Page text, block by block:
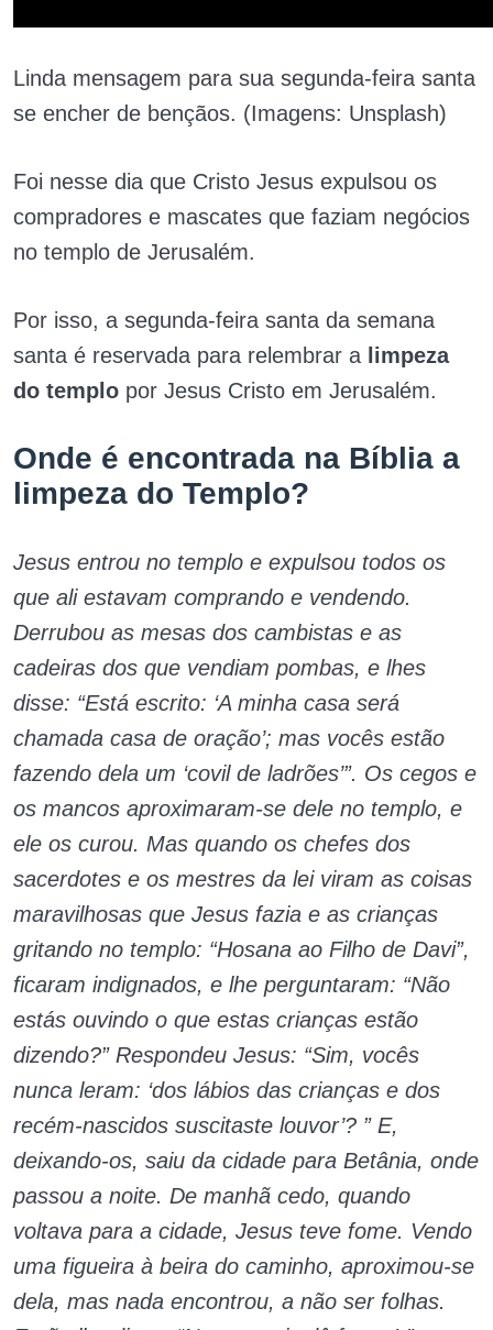
Linda mensagem para sua segunda-feira santa
se encher de bençãos. (Imagens: Unsplash)
Foi nesse dia que Cristo Jesus expulsou os
compradores e mascates que faziam negócios
no templo de Jerusalém.
Por isso, a segunda-feira santa da semana
santa é reservada para relembrar a limpeza
do templo por Jesus Cristo em Jerusalém.
Onde é encontrada na Bíblia a
limpeza do Templo?
Jesus entrou no templo e expulsou todos os
que ali estavam comprando e vendendo.
Derrubou as mesas dos cambistas e as
cadeiras dos que vendiam pombas, e lhes
disse: “Está escrito: ‘A minha casa será
chamada casa de oração’; mas vocês estão
fazendo dela um ‘covil de ladrões’”. Os cegos e
os mancos aproximaram-se dele no templo, e
ele os curou. Mas quando os chefes dos
sacerdotes e os mestres da lei viram as coisas
maravilhosas que Jesus fazia e as crianças
gritando no templo: “Hosana ao Filho de Davi”,
ficaram indignados, e lhe perguntaram: “Não
estás ouvindo o que estas crianças estão
dizendo?” Respondeu Jesus: “Sim, vocês
nunca leram: ‘dos lábios das crianças e dos
recém-nascidos suscitaste louvor’? ” E,
deixando-os, saiu da cidade para Betânia, onde
passou a noite. De manhã cedo, quando
voltava para a cidade, Jesus teve fome. Vendo
uma figueira à beira do caminho, aproximou-se
dela, mas nada encontrou, a não ser folhas.